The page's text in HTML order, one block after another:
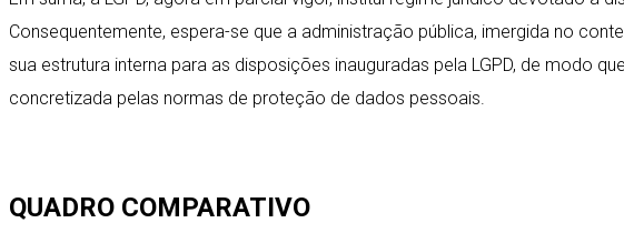
Consequentemente, espera-se que a administração pública, imergida no
sua estrutura interna para as disposições inauguradas pela LGPD, de modo
concretizada pelas normas de proteção de dados pessoais.
QUADRO COMPARATIVO